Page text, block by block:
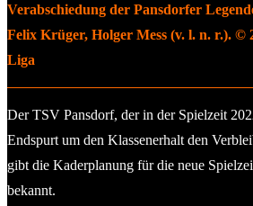
Verabschiedung der Pansdorfer
Felix Krüger, Holger Mess (v. l. n. r.). ©
Liga
Der TSV Pansdorf, der in der Spielzeit
Endspurt um den Klassenerhalt den
gibt die Kaderplanung für die neue
bekannt.